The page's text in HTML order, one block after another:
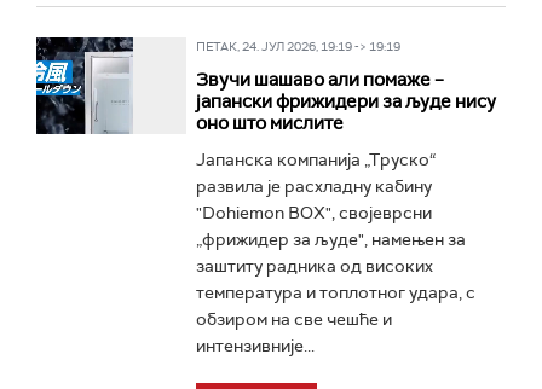
ПЕТАК, 24. ЈУЛ 2026, 19:19 -> 19:19
Звучи шашаво али помаже –
јапански фрижидери за људе нису
оно што мислите
Јапанска компанија „Труско“
развила је расхладну кабину
"Dohiemon BOX", својеврсни
„фрижидер за људе", намењен за
заштиту радника од високих
температура и топлотног удара, с
обзиром на све чешће и
интензивније...